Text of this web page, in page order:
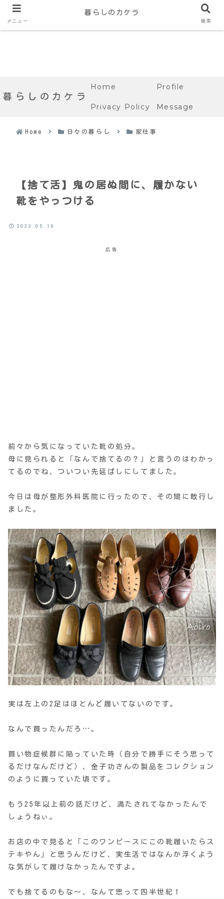
暮らしのカケラ
Home Profile
Privacy Policy Message
Home 日々の暮らし 家仕事
【捨て活】鬼の居ぬ間に、履かない
靴をやっつける
2023.05.19
広告
前々から気になっていた靴の処分。
母に見られると「なんで捨てるの？」と言うのはわかっ
てるのでね、ついつい先延ばしにしてました。
今日は母が整形外科医院に行ったので、その間に敢行し
ました。
実は左上の2足はほとんど履いてないのです。
なんで買ったんだろ…。
買い物症候群に陥っていた時（自分で勝手にそう思って
るだけなんだけど）、金子功さんの製品をコレクション
のように買っていた頃です。
もう25年以上前の話だけど、満たされてなかったんで
しょうねぃ。
お店の中で見ると「このワンピースにこの靴履いたらス
テキやん」と思うんだけど、実生活ではなんか浮くよう
な気がして履けなかったんですよ。
でも捨てるのもな〜、なんて思って四半世紀！
メニュー
暮らしのカケラ
検索